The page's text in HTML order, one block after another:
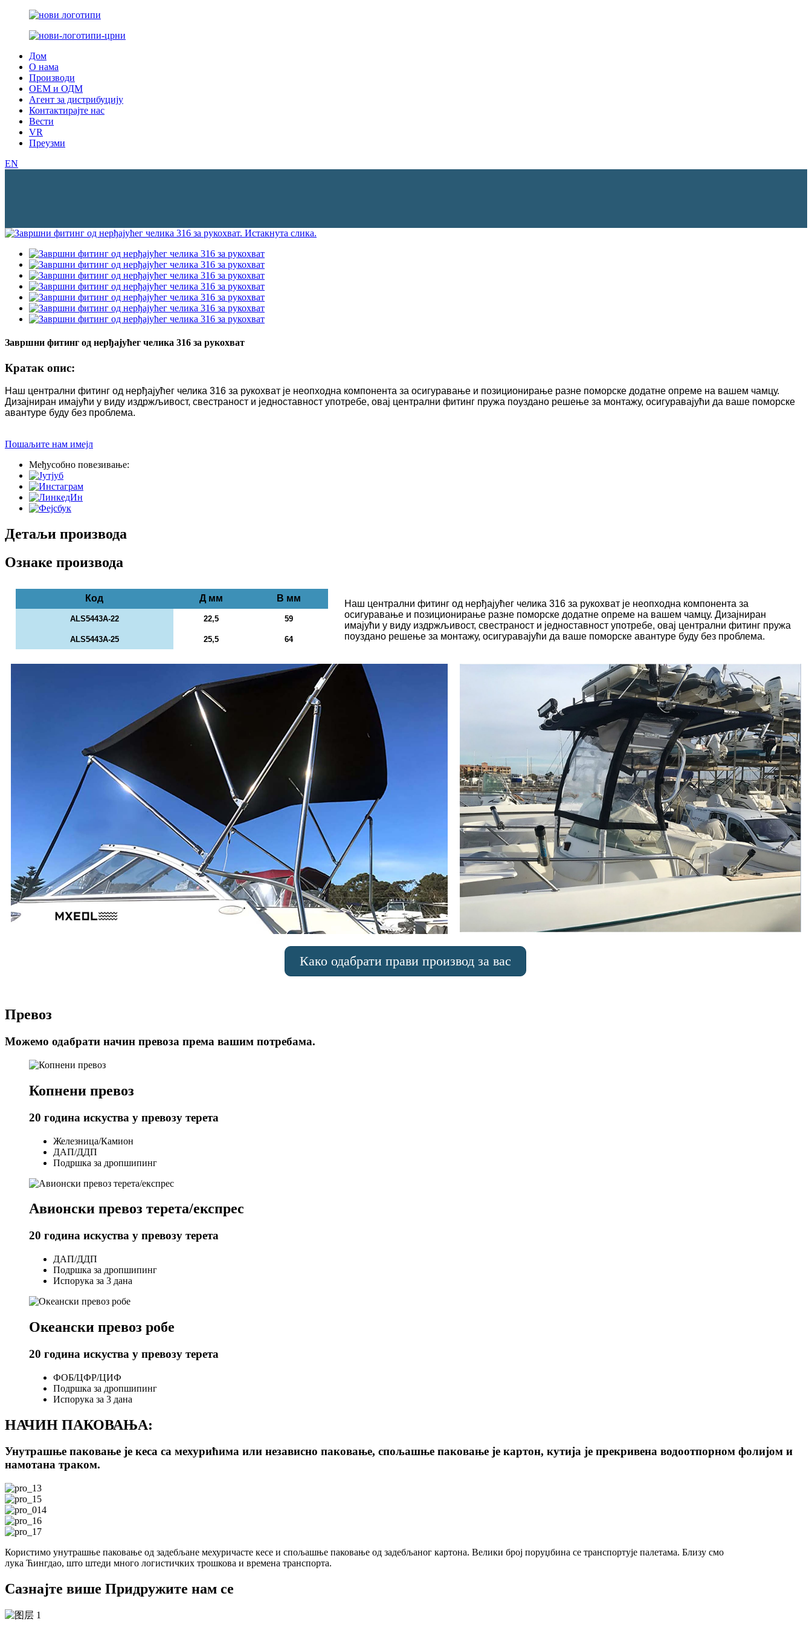
Дом
О нама
Производи
ОЕМ и ОДМ
Агент за дистрибуцију
Контактирајте нас
Вести
VR
Преузми
EN
Завршни фитинг од нерђајућег челика 316 за рукохват
Кратак опис:
Наш централни фитинг од нерђајућег челика 316 за рукохват је неопходна компонента за осигуравање и позиционирање разне поморске додатне опреме на вашем чамцу.
Дизајниран имајући у виду издржљивост, свестраност и једноставност употребе, овај централни фитинг пружа поуздано решење за монтажу, осигуравајући да ваше поморске
авантуре буду без проблема.
Пошаљите нам имејл
Међусобно повезивање:
Детаљи производа
Ознаке производа
Код Д мм В мм
ALS5443A-22 22,5 59
ALS5443A-25 25,5 64
Наш централни фитинг од нерђајућег челика 316 за рукохват је неопходна компонента за
осигуравање и позиционирање разне поморске додатне опреме на вашем чамцу. Дизајниран
имајући у виду издржљивост, свестраност и једноставност употребе, овај централни фитинг пружа
поуздано решење за монтажу, осигуравајући да ваше поморске авантуре буду без проблема.
Како одабрати прави производ за вас
Превоз
Можемо одабрати начин превоза према вашим потребама.
Копнени превоз
20 година искуства у превозу терета
Железница/Камион
ДАП/ДДП
Подршка за дропшипинг
Авионски превоз терета/експрес
20 година искуства у превозу терета
ДАП/ДДП
Подршка за дропшипинг
Испорука за 3 дана
Океански превоз робе
20 година искуства у превозу терета
ФОБ/ЦФР/ЦИФ
Подршка за дропшипинг
Испорука за 3 дана
НАЧИН ПАКОВАЊА:
Унутрашње паковање је кеса са мехурићима или независно паковање, спољашње паковање је картон, кутија је прекривена водоотпорном фолијом и
намотана траком.
Користимо унутрашње паковање од задебљане мехуричасте кесе и спољашње паковање од задебљаног картона. Велики број поруџбина се транспортује палетама. Близу смо
лука Ћингдао, што штеди много логистичких трошкова и времена транспорта.
Сазнајте више Придружите нам се